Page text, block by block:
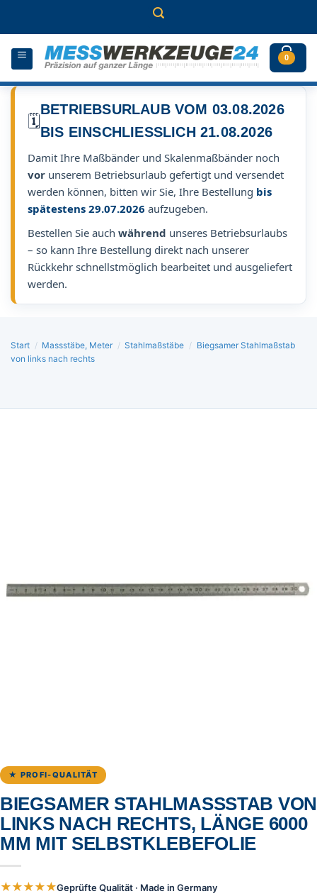
0
🗓️
BETRIEBSURLAUB VOM 03.08.2026
BIS EINSCHLIESSLICH 21.08.2026
Damit Ihre Maßbänder und Skalenmaßbänder noch
vor unserem Betriebsurlaub gefertigt und versendet
werden können, bitten wir Sie, Ihre Bestellung bis
spätestens 29.07.2026 aufzugeben.
Bestellen Sie auch während unseres Betriebsurlaubs
– so kann Ihre Bestellung direkt nach unserer
Rückkehr schnellstmöglich bearbeitet und ausgeliefert
werden.
Start / Massstäbe, Meter / Stahlmaßstäbe / Biegsamer Stahlmaßstab
von links nach rechts
★ PROFI-QUALITÄT
BIEGSAMER STAHLMASSSTAB VON L
INKS NACH RECHTS, LÄNGE 6000 M
M MIT SELBSTKLEBEFOLIE
★★★★★Geprüfte Qualität · Made in Germany